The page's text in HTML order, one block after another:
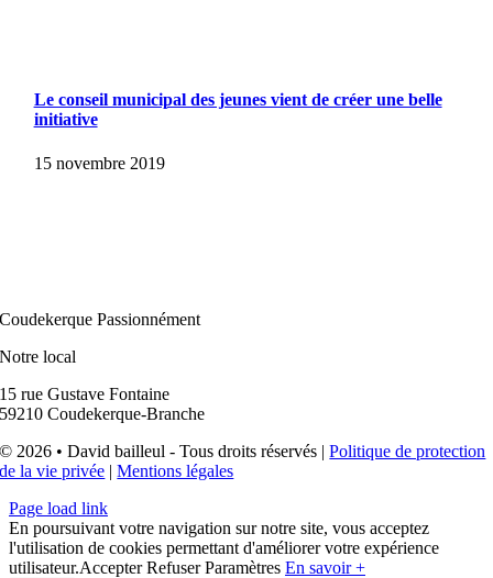
Le conseil municipal des jeunes vient de créer une belle
initiative
15 novembre 2019
Coudekerque Passionnément
Notre local
15 rue Gustave Fontaine
59210 Coudekerque-Branche
© 2026 • David bailleul - Tous droits réservés |Politique de protection
de la vie privée |Mentions légales
Page load link
En poursuivant votre navigation sur notre site, vous acceptez
l'utilisation de cookies permettant d'améliorer votre expérience
utilisateur.Accepter Refuser Paramètres En savoir +